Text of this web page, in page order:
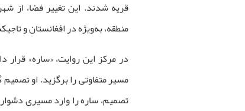
قریه شدند. این تغییر فضا، از
منطقه، به‌ویژه در افغانستان و
در مرکز این روایت، «ساره»
مسیر متفاوتی را برگزید. او
تصمیم، ساره را وارد مسیری